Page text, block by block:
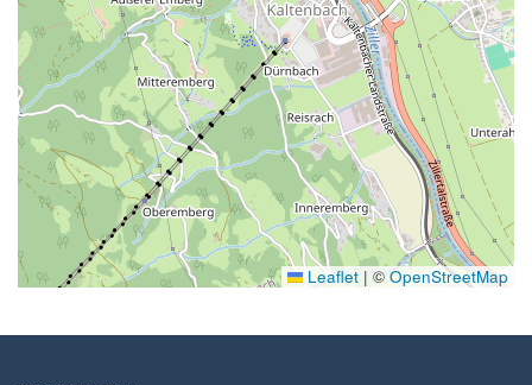
Leaflet | ©OpenStreetMap